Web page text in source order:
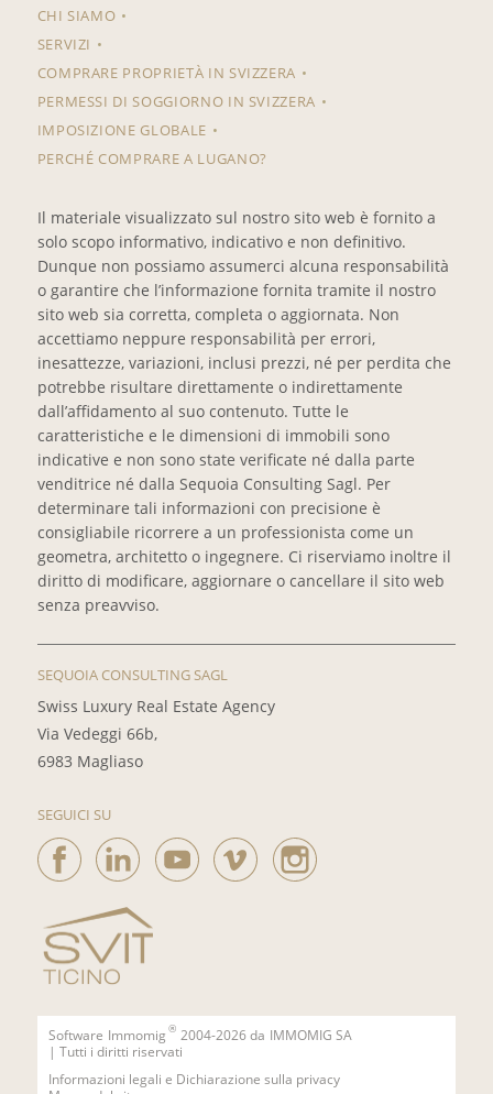
CHI SIAMO
SERVIZI
COMPRARE PROPRIETÀ IN SVIZZERA
PERMESSI DI SOGGIORNO IN SVIZZERA
IMPOSIZIONE GLOBALE
PERCHÉ COMPRARE A LUGANO?
Il materiale visualizzato sul nostro sito web è fornito a
solo scopo informativo, indicativo e non definitivo.
Dunque non possiamo assumerci alcuna responsabilità
o garantire che l’informazione fornita tramite il nostro
sito web sia corretta, completa o aggiornata. Non
accettiamo neppure responsabilità per errori,
inesattezze, variazioni, inclusi prezzi, né per perdita che
potrebbe risultare direttamente o indirettamente
dall’affidamento al suo contenuto. Tutte le
caratteristiche e le dimensioni di immobili sono
indicative e non sono state verificate né dalla parte
venditrice né dalla Sequoia Consulting Sagl. Per
determinare tali informazioni con precisione è
consigliabile ricorrere a un professionista come un
geometra, architetto o ingegnere. Ci riserviamo inoltre il
diritto di modificare, aggiornare o cancellare il sito web
senza preavviso.
SEQUOIA CONSULTING SAGL
Swiss Luxury Real Estate Agency
Via Vedeggi 66b,
6983 Magliaso
SEGUICI SU
Software Immomig ® 2004-2026 da IMMOMIG SA
| Tutti i diritti riservati
Informazioni legali e Dichiarazione sulla privacy